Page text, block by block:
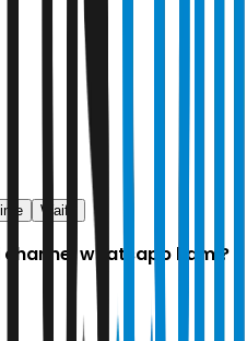
Waifu
whatsapp kami?